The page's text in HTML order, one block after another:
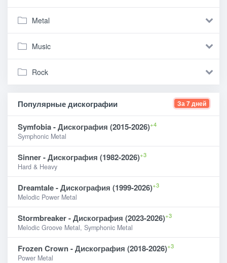
Metal
Music
Rock
Популярные дискографии За 7 дней
Symfobia - Дискография (2015-2026)+4
Symphonic Metal
Sinner - Дискография (1982-2026)+3
Hard & Heavy
Dreamtale - Дискография (1999-2026)+3
Melodic Power Metal
Stormbreaker - Дискография (2023-2026)+3
Melodic Groove Metal, Symphonic Metal
Frozen Crown - Дискография (2018-2026)+3
Power Metal